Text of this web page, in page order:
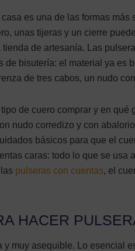
casa es una de las formas
unas tijeras y un cierre
de artesanía. Las
de bisutería: el material ya es
de tres cabos, un nudo
de cuero comprar y en
nudo corredizo y con
básicos para que el
caras: todo lo que se usa
pulseras con cuentas, el
HACER
y muy asequible. Lo esencial